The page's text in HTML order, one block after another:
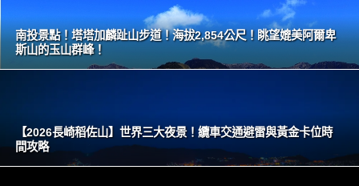
南投景點！塔塔加麟趾山步道！海拔2,854公尺！眺望媲美阿爾卑
斯山的玉山群峰！
【2026長崎稻佐山】世界三大夜景！纜車交通避雷與黃金卡位時
間攻略